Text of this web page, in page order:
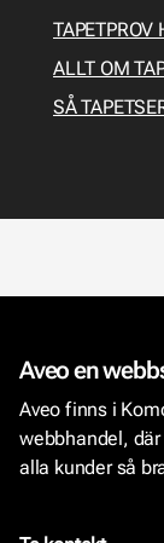
TAPETPROV
ALLT OM
SÅ
Aveo en
Aveo finns i
webbhandel,
alla kunder så